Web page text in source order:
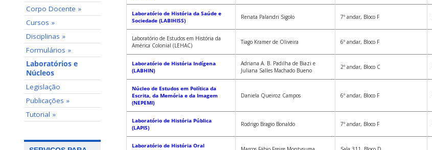
Corpo Docente »
Cursos »
Disciplinas »
Formulários »
Laboratórios e
Núcleos
Legislação
Publicações »
Tutorial »
Laboratório de História da Saúde e
Sociedade (LABIHISS)
Renata Palandri Sigolo 7º andar, Bloco F
Laboratório de Estudos em História da
América Colonial (LEHAC)
Tiago Kramer de Oliveira 6º andar, Bloco F
Laboratório de História Indígena
(LABHIN)
Adriana A. B. Padilha de Biazi e
Juliana Salles Machado Bueno
2º andar, Bloco C
Núcleo de Estudos em Política da
Escrita, da Memória e da Imagem
(NEPEMI)
Daniela Queiroz Campos 6º andar, Bloco F
Laboratório de História Pública
(LAPIS)
Rodrigo Bragio Bonaldo 7º andar, Bloco F
Laboratório de História Oral